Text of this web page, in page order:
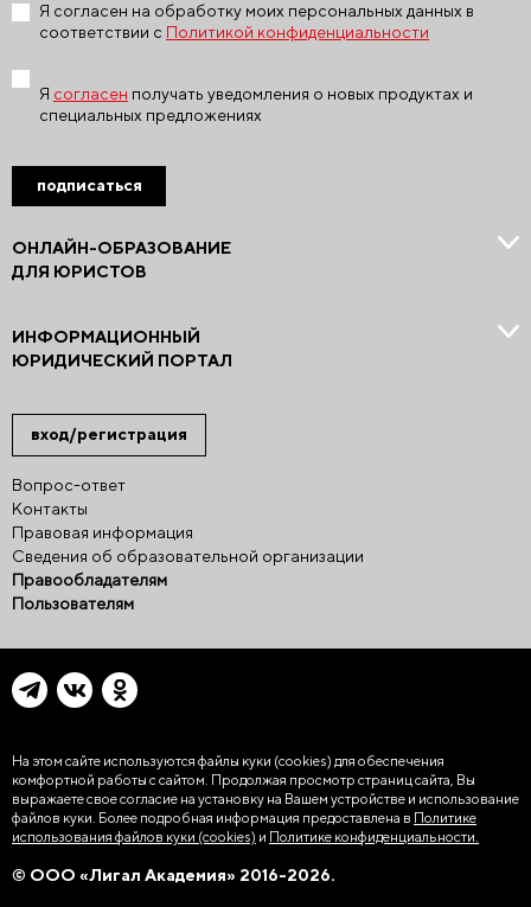
вход/регистрация
Вопрос-ответ
Контакты
Правовая информация
Сведения об образовательной организации
Правообладателям
Пользователям
ОНЛАЙН-ОБРАЗОВАНИЕ
ДЛЯ ЮРИСТОВ
ИНФОРМАЦИОННЫЙ
ЮРИДИЧЕСКИЙ ПОРТАЛ
Я согласен на обработку моих персональных данных в
соответствии с Политикой конфиденциальности
Я согласен получать уведомления о новых продуктах и
специальных предложениях
подписаться
На этом сайте используются файлы куки (cookies) для обеспечения
комфортной работы с сайтом. Продолжая просмотр страниц сайта, Вы
выражаете свое согласие на установку на Вашем устройстве и использование
файлов куки. Более подробная информация предоставлена в Политике
использования файлов куки (cookies) и Политике конфиденциальности.
© ООО «Лигал Академия» 2016-2026.